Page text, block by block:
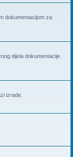
dokumentacijom za
dijela dokumentacije
izrade.